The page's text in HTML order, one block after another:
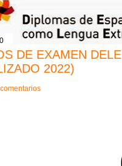
DE EXAMEN DELE
2022)